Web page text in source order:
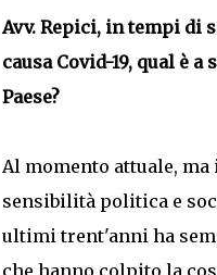
Avv. Repici, in tempi di
causa Covid-19, qual è
Paese?
Al momento attuale,
sensibilità politica e
ultimi trent'anni ha
che hanno colpito la